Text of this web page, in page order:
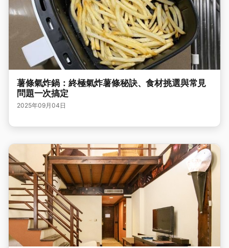
薯條氣炸鍋：終極氣炸薯條秘訣、食材挑選與常見
問題一次搞定
2025年09月04日